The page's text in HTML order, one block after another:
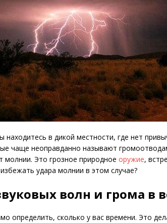
находитесь в дикой местности, где нет
чаще неоправданно называют
молнии. Это грозное природное оружие,
удара молнии в этом случае?
волн и грома в
определить, сколько у вас времени. Это